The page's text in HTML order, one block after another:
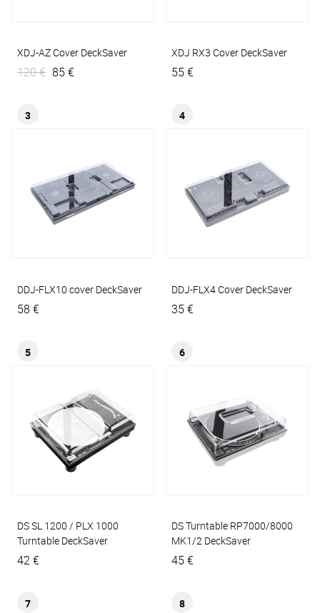
XDJ-AZ Cover DeckSaver
120 € 85 €
XDJ RX3 Cover DeckSaver
55 €
3
DDJ-FLX10 cover DeckSaver
58 €
4
DDJ-FLX4 Cover DeckSaver
35 €
5
DS SL 1200 / PLX 1000
Turntable DeckSaver
42 €
6
DS Turntable RP7000/8000
MK1/2 DeckSaver
45 €
7 8